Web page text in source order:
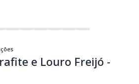
e Louro Freijó -